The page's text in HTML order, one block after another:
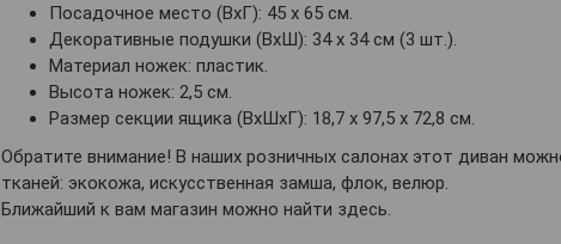
Посадочное место (ВхГ): 45 х 65 см.
Декоративные подушки (ВхШ): 34 х 34 см (3 шт.).
Материал ножек: пластик.
Высота ножек: 2,5 см.
Размер секции ящика (ВхШхГ): 18,7 х 97,5 х 72,8 см.
Обратите внимание! В наших розничных салонах этот диван
тканей: экокожа, искусственная замша, флок, велюр.
Ближайший к вам магазин можно найти здесь.